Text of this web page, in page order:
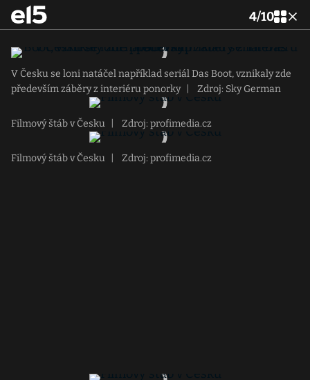
4/10
V Česku se loni natáčel například seriál Das Boot, vznikaly zde
především záběry z interiéru ponorky
Zdroj: Sky German
Filmový štáb v Česku Zdroj: profimedia.cz
Filmový štáb v Česku Zdroj: profimedia.cz